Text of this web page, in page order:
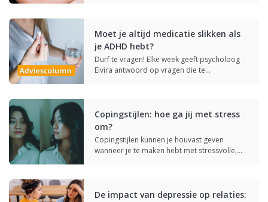
Moet je altijd medicatie slikken als
je ADHD hebt?
Durf te vragen! Elke week geeft psycholoog
Elvira antwoord op vragen die te…
Copingstijlen: hoe ga jij met stress
om?
Copingstijlen kunnen je houvast geven
wanneer je te maken hebt met stressvolle,
De impact van depressie op relaties: